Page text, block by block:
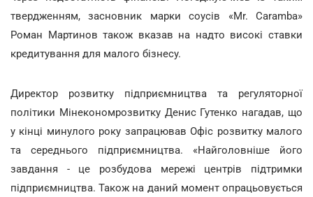
твердженням, засновник марки соусів «Mr. Caramba»
Роман Мартинов також вказав на надто високі ставки
кредитування для малого бізнесу.
Директор розвитку підприємництва та регуляторної
політики Мінекономрозвитку Денис Гутенко нагадав, що
у кінці минулого року запрацював Офіс розвитку малого
та середнього підприємництва. «Найголовніше його
завдання - це розбудова мережі центрів підтримки
підприємництва. Також на даний момент опрацьовується